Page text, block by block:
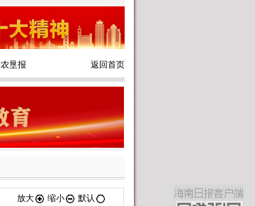
垦报 返回首页
放大 缩小 默认